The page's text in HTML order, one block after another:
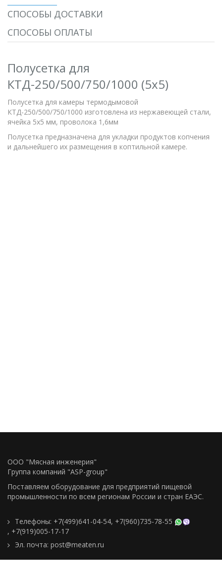
СПОСОБЫ ДОСТАВКИ
СПОСОБЫ ОПЛАТЫ
Полусетка для
КТД-250/500/750/1000 (5х5)
Полусетка для камеры термодымовой
КТД-250/500/750/1000 изготовлена из нержавеющей стали,
ячейка 5х5 мм, проволока 1,6мм
Полусетка предназначена для укладки продуктов копчения
и дальнейшего их размещения в коптильной камере.
ООО "Мясная инженерия"
Группа компаний "ASP-group"
Поставляем оборудование для предприятий пищевой
промышленности по всем регионам Росcии и стран ЕАЭС.
Телефоны: +7(499)641-04-54, +7(960)735-78-55
, +7(919)005-17-17
Эл. почта: post@meaten.ru